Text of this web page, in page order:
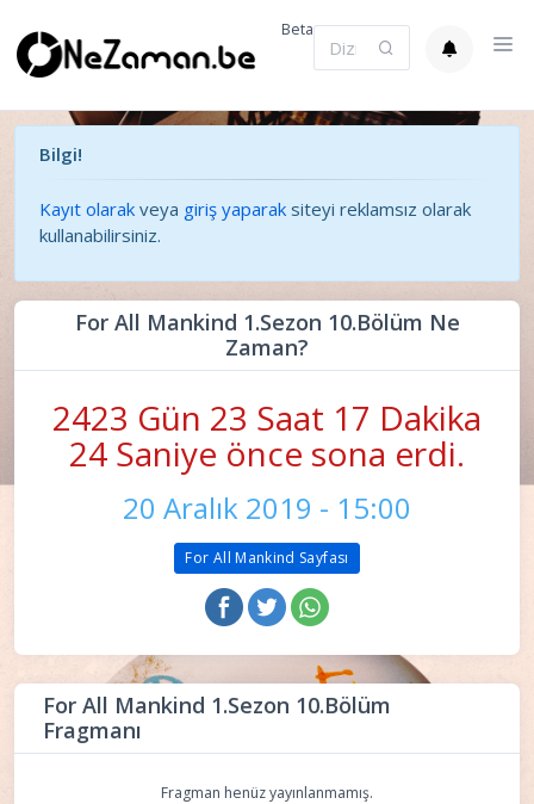
Beta
Bilgi!
Kayıt olarak veya giriş yaparak siteyi reklamsız olarak
kullanabilirsiniz.
For All Mankind 1.Sezon 10.Bölüm Ne
Zaman?
2423 Gün 23 Saat 17 Dakika
24 Saniye önce sona erdi.
20 Aralık 2019 - 15:00
For All Mankind Sayfası
For All Mankind 1.Sezon 10.Bölüm
Fragmanı
Fragman henüz yayınlanmamış.